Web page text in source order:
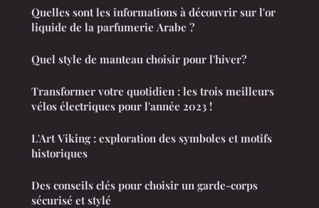
Quelles sont les informations à découvrir sur l'or
liquide de la parfumerie Arabe ?
Quel style de manteau choisir pour l'hiver?
Transformer votre quotidien : les trois meilleurs
vélos électriques pour l'année 2023 !
L'Art Viking : exploration des symboles et motifs
historiques
Des conseils clés pour choisir un garde-corps
sécurisé et stylé